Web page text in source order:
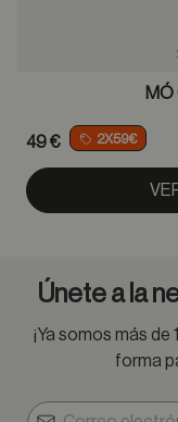
MÓ
49 € 2X59€
Únete a la
¡Ya somos más
forma